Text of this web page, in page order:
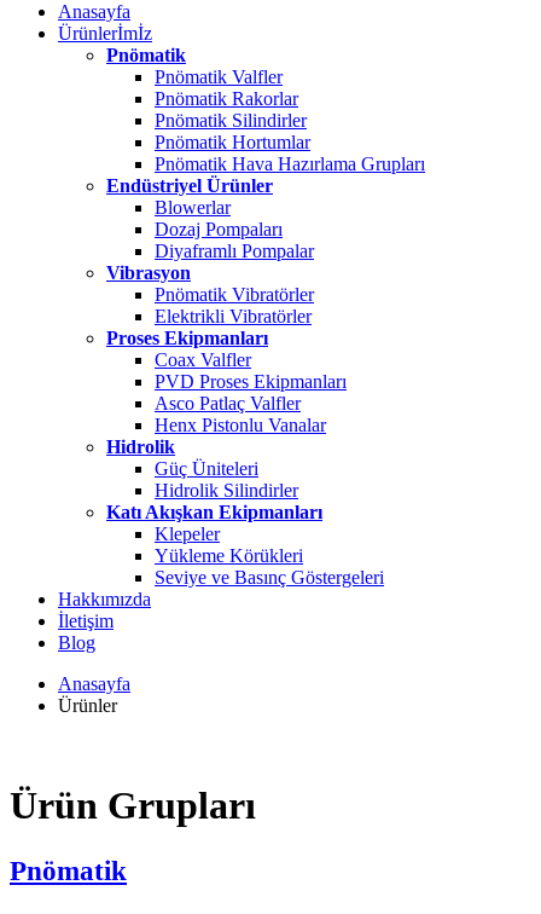
Anasayfa
Ürünlerİmİz
Pnömatik
Pnömatik Valfler
Pnömatik Rakorlar
Pnömatik Silindirler
Pnömatik Hortumlar
Pnömatik Hava Hazırlama Grupları
Endüstriyel Ürünler
Blowerlar
Dozaj Pompaları
Diyaframlı Pompalar
Vibrasyon
Pnömatik Vibratörler
Elektrikli Vibratörler
Proses Ekipmanları
Coax Valfler
PVD Proses Ekipmanları
Asco Patlaç Valfler
Henx Pistonlu Vanalar
Hidrolik
Güç Üniteleri
Hidrolik Silindirler
Katı Akışkan Ekipmanları
Klepeler
Yükleme Körükleri
Seviye ve Basınç Göstergeleri
Hakkımızda
İletişim
Blog
Anasayfa
Ürünler
Ürün Grupları
Pnömatik